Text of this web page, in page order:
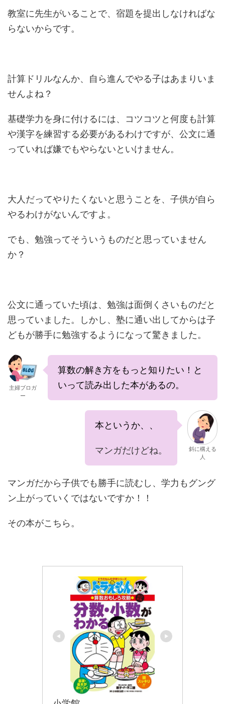
教室に先生がいることで、宿題を提出しなければな
らないからです。
計算ドリルなんか、自ら進んでやる子はあまりいま
せんよね？
基礎学力を身に付けるには、コツコツと何度も計算
や漢字を練習する必要があるわけですが、公文に通
っていれば嫌でもやらないといけません。
大人だってやりたくないと思うことを、子供が自ら
やるわけがないんですよ。
でも、勉強ってそういうものだと思っていません
か？
公文に通っていた頃は、勉強は面倒くさいものだと
思っていました。しかし、塾に通い出してからは子
どもが勝手に勉強するようになって驚きました。
主婦ブロガ
ー
算数の解き方をもっと知りたい！と
いって読み出した本があるの。
本というか、、
マンガだけどね。
斜に構える
人
マンガだから子供でも勝手に読むし、学力もグング
ン上がっていくではないですか！！
その本がこちら。